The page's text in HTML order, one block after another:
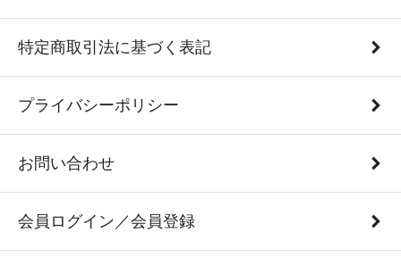
特定商取引法に基づく表記
プライバシーポリシー
お問い合わせ
会員ログイン／会員登録